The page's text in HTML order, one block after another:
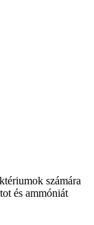
számára
és ammóniát